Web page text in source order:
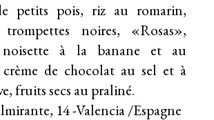
petits pois, riz au romarin,
noires, «Rosas»,
à la banane et au
crème de chocolat au sel et à
fruits secs au praliné.
14 -Valencia /Espagne